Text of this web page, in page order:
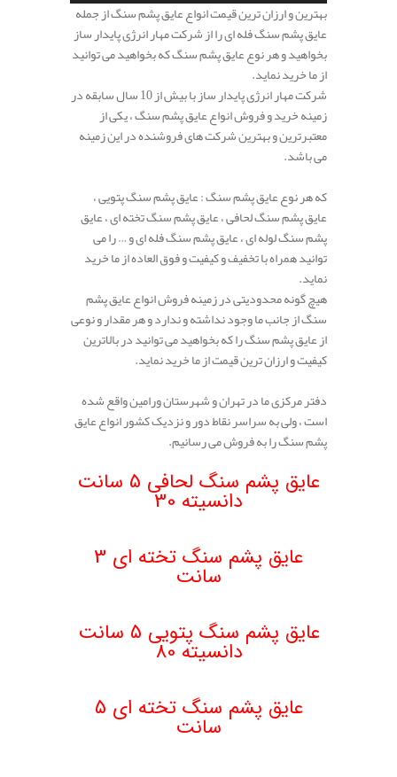
بهترین و ارزان ترین قیمت انواع عایق پشم سنگ از جمله
عایق پشم سنگ فله ای را از شرکت مهار انرژی پایدار ساز
بخواهید و هر نوع عایق پشم سنگ که بخواهید می توانید
از ما خرید نماید.
شرکت مهار انرژی پایدار ساز با بیش از 10 سال سابقه در
زمینه خرید و فروش انواع عایق پشم سنگ ، یکی از
معتبرترین و بهترین شرکت های فروشنده در این زمینه
می باشد.
که هر نوع عایق پشم سنگ : عایق پشم سنگ پتویی ،
عایق پشم سنگ لحافی ، عایق پشم سنگ تخته ای ، عایق
پشم سنگ لوله ای ، عایق پشم سنگ فله ای و … را می
توانید همراه با تخفیف و کیفیت و فوق العاده از ما خرید
نماید.
هیچ گونه محدودیتی در زمینه فروش انواع عایق پشم
سنگ از جانب ما وجود نداشته و ندارد و هر مقدار و نوعی
از عایق پشم سنگ را که بخواهید می توانید در بالاترین
کیفیت و ارزان ترین قیمت از ما خرید نماید.
دفتر مرکزی ما در تهران و شهرستان ورامین واقع شده
است ، ولی به سراسر نقاط دور و نزدیک کشور انواع عایق
پشم سنگ را به فروش می رسانیم.
عایق پشم سنگ لحافی 5 سانت
دانسیته 30
عایق پشم سنگ تخته ای 3
سانت
عایق پشم سنگ پتویی 5 سانت
دانسیته 80
عایق پشم سنگ تخته ای 5
سانت